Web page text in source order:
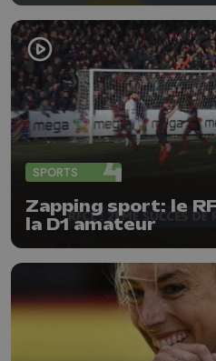
SPORTS
Zapping sport: le
la D1 amateur